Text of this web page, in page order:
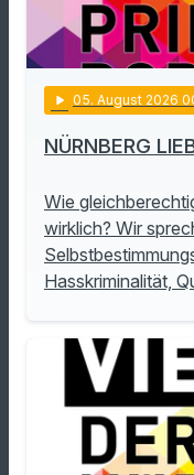
play_arrow 05. August 2026
NÜRNBERG
Wie
wirklich? Wir
Hasskriminalität,